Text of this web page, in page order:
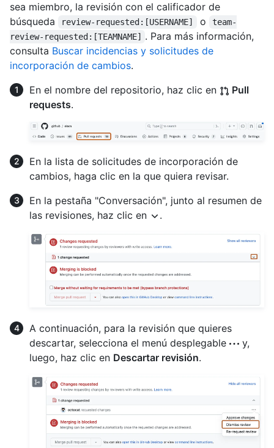
sea miembro, la revisión con el calificador de
búsqueda
review-requested:[USERNAME] o
team-
review-requested:[TEAMNAME]
. Para más información,
consulta Buscar incidencias y solicitudes de
incorporación de cambios.
En el nombre del repositorio, haz clic en
Pull
requests.
En la lista de solicitudes de incorporación de
cambios, haga clic en la que quiera revisar.
En la pestaña "Conversación", junto al resumen de
las revisiones, haz clic en
.
A continuación, para la revisión que quieres
descartar, selecciona el menú desplegable
y,
luego, haz clic en Descartar revisión.